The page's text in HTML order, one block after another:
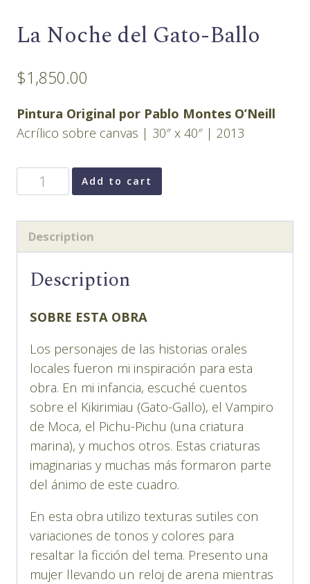
La Noche del Gato-Ballo
$1,850.00
Pintura Original por Pablo Montes O’Neill
Acrílico sobre canvas | 30″ x 40″ | 2013
Noche
Gato-
Ballo
quantity
Add to cart
Description
Description
SOBRE ESTA OBRA
Los personajes de las historias orales
locales fueron mi inspiración para esta
obra. En mi infancia, escuché cuentos
sobre el Kikirimiau (Gato-Gallo), el Vampiro
de Moca, el Pichu-Pichu (una criatura
marina), y muchos otros. Estas criaturas
imaginarias y muchas más formaron parte
del ánimo de este cuadro.
En esta obra utilizo texturas sutiles con
variaciones de tonos y colores para
resaltar la ficción del tema. Presento una
mujer llevando un reloj de arena mientras